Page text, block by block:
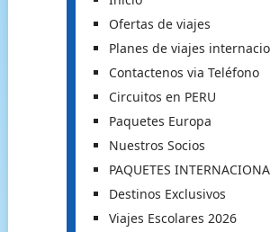
Ofertas de viajes
Planes de viajes
Contactenos via Teléfono
Circuitos en PERU
Paquetes Europa
Nuestros Socios
PAQUETES
Destinos Exclusivos
Viajes Escolares 2026